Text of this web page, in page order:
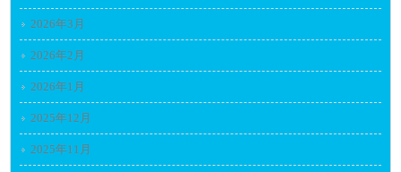
2026年3月
2026年2月
2026年1月
2025年12月
2025年11月